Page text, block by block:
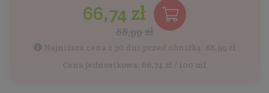
66,74 zł
88,99 zł
Najniższa cena z 30 dni przed obniżką: 88,99 zł
Cena jednostkowa: 66,74 zł / 100 ml